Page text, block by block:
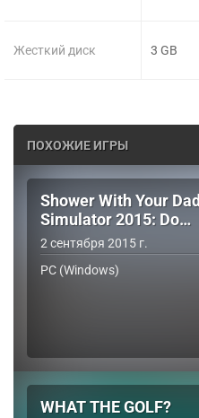
Жесткий диск 3 GB
ПОХОЖИЕ ИГРЫ
Shower With Your Dad
Simulator 2015: Do…
2 сентября 2015 г.
PC (Windows)
WHAT THE GOLF?